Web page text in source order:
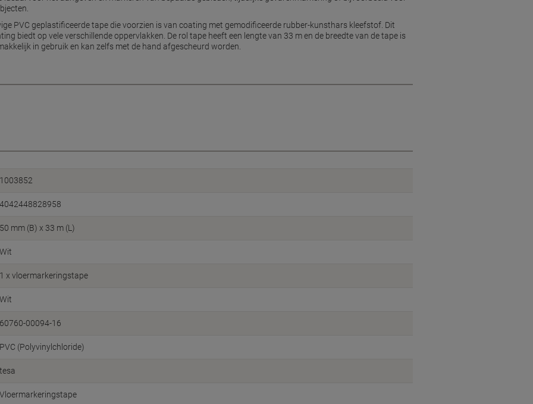
PVC geplastificeerde tape die voorzien is van coating met gemodificeerde rubber-kunsthars kleefstof. Dit
biedt op vele verschillende oppervlakken. De rol tape heeft een lengte van 33 m en de breedte van de tape is
in gebruik en kan zelfs met de hand afgescheurd worden.
1003852
4042448828958
50 mm (B) x 33 m (L)
Wit
1 x vloermarkeringstape
Wit
60760-00094-16
PVC (Polyvinylchloride)
tesa
Vloermarkeringstape